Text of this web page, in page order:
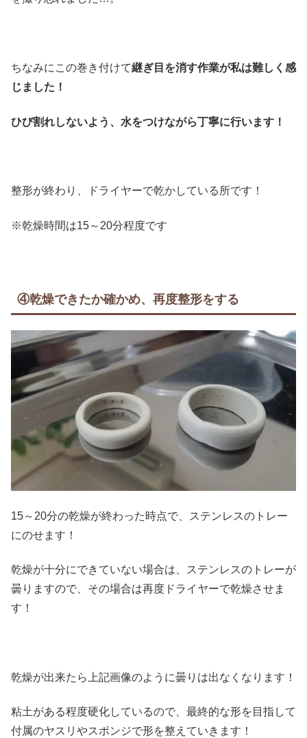
ちなみにこの巻き付けて継ぎ目を消す作業が私は難しく感
じました！
ひび割れしないよう、水をつけながら丁寧に行います！
整形が終わり、ドライヤーで乾かしている所です！
※乾燥時間は15～20分程度です
④乾燥できたか確かめ、再度整形をする
15～20分の乾燥が終わった時点で、ステンレスのトレー
にのせます！
乾燥が十分にできていない場合は、ステンレスのトレーが
曇りますので、その場合は再度ドライヤーで乾燥させま
す！
乾燥が出来たら上記画像のように曇りは出なくなります！
粘土がある程度硬化しているので、最終的な形を目指して
付属のヤスリやスポンジで形を整えていきます！